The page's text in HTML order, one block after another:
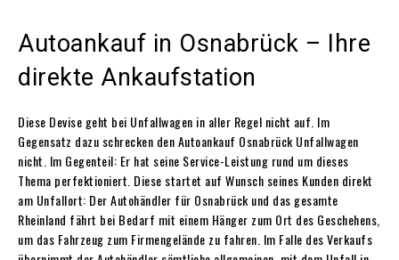
Autoankauf in Osnabrück – Ihre
direkte Ankaufstation
Diese Devise geht bei Unfallwagen in aller Regel nicht auf. Im
Gegensatz dazu schrecken den Autoankauf Osnabrück Unfallwagen
nicht. Im Gegenteil: Er hat seine Service-Leistung rund um dieses
Thema perfektioniert. Diese startet auf Wunsch seines Kunden direkt
am Unfallort: Der Autohändler für Osnabrück und das gesamte
Rheinland fährt bei Bedarf mit einem Hänger zum Ort des Geschehens,
um das Fahrzeug zum Firmengelände zu fahren. Im Falle des Verkaufs